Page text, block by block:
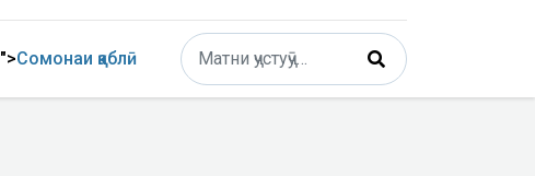
">Сомонаи қаблӣ
Поиск
Type 2 or more characters for results.